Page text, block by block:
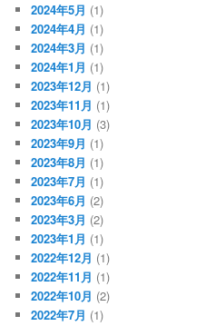
2024年5月 (1)
2024年4月 (1)
2024年3月 (1)
2024年1月 (1)
2023年12月 (1)
2023年11月 (1)
2023年10月 (3)
2023年9月 (1)
2023年8月 (1)
2023年7月 (1)
2023年6月 (2)
2023年3月 (2)
2023年1月 (1)
2022年12月 (1)
2022年11月 (1)
2022年10月 (2)
2022年7月 (1)